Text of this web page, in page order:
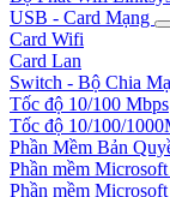
USB - Card Mạng
Card Wifi
Card Lan
Switch - Bộ Chia
Tốc độ 10/100 Mbps
Tốc độ 10/100/
Phần Mềm Bản
Phần mềm
Phần mềm